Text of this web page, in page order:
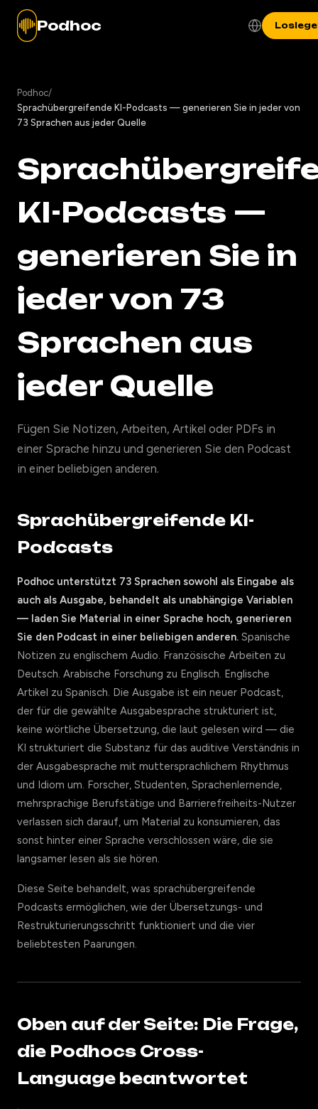
Podhoc
Podhoc/
Sprachübergreifende KI-Podcasts — generieren Sie in jeder von
73 Sprachen aus jeder Quelle
KI-Podcasts —
generieren Sie in
jeder von 73
Sprachen aus
jeder Quelle
Fügen Sie Notizen, Arbeiten, Artikel oder PDFs in
einer Sprache hinzu und generieren Sie den Podcast
in einer beliebigen anderen.
Sprachübergreifende KI-
Podcasts
Podhoc unterstützt 73 Sprachen sowohl als Eingabe als
auch als Ausgabe, behandelt als unabhängige Variablen
— laden Sie Material in einer Sprache hoch, generieren
Sie den Podcast in einer beliebigen anderen. Spanische
Notizen zu englischem Audio. Französische Arbeiten zu
Deutsch. Arabische Forschung zu Englisch. Englische
Artikel zu Spanisch. Die Ausgabe ist ein neuer Podcast,
der für die gewählte Ausgabesprache strukturiert ist,
keine wörtliche Übersetzung, die laut gelesen wird — die
KI strukturiert die Substanz für das auditive Verständnis in
der Ausgabesprache mit muttersprachlichem Rhythmus
und Idiom um. Forscher, Studenten, Sprachenlernende,
mehrsprachige Berufstätige und Barrierefreiheits-Nutzer
verlassen sich darauf, um Material zu konsumieren, das
sonst hinter einer Sprache verschlossen wäre, die sie
langsamer lesen als sie hören.
Diese Seite behandelt, was sprachübergreifende
Podcasts ermöglichen, wie der Übersetzungs- und
Restrukturierungsschritt funktioniert und die vier
beliebtesten Paarungen.
Oben auf der Seite: Die Frage,
die Podhocs Cross-
Language beantwortet